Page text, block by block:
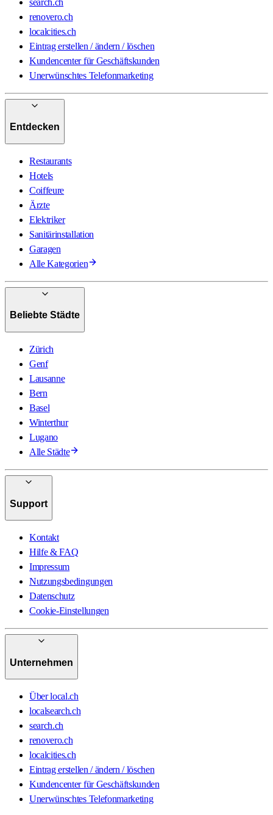
renovero.ch
localcities.ch
Eintrag erstellen / ändern / löschen
Kundencenter für Geschäftskunden
Unerwünschtes Telefonmarketing
Entdecken
Restaurants
Hotels
Coiffeure
Ärzte
Elektriker
Sanitärinstallation
Garagen
Alle Kategorien
Beliebte Städte
Zürich
Genf
Lausanne
Bern
Basel
Winterthur
Lugano
Alle Städte
Support
Kontakt
Hilfe & FAQ
Impressum
Nutzungsbedingungen
Datenschutz
Cookie-Einstellungen
Unternehmen
Über local.ch
localsearch.ch
search.ch
renovero.ch
localcities.ch
Eintrag erstellen / ändern / löschen
Kundencenter für Geschäftskunden
Unerwünschtes Telefonmarketing